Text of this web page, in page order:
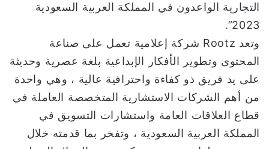
التجارية الواعدون في المملكة العربية السعودية
2023”.
وتعد Rootz شركة إعلامية تعمل على صناعة
المحتوى وتطوير الأفكار الإبداعية بلغة عصرية وحديثة
على يد فريق ذو كفاءة واحترافية عالية ، وهي واحدة
من أهم الشركات الاستشارية المتخصصة العاملة في
قطاع العلاقات العامة واستشارات التسويق في
المملكة العربية السعودية ، وتفخر بما قدمته خلال